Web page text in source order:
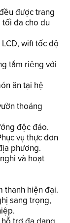
được trang
đa cho du
wifi tốc độ
tắm riêng với
ăn tại hệ
thoáng
độc đáo.
vụ thực đơn
phương.
và hoạt
thanh hiện đại.
sang trọng,